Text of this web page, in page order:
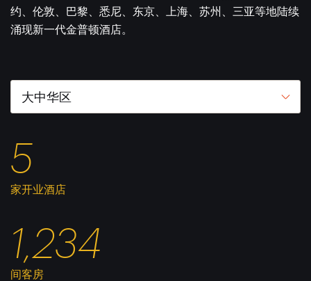
约、伦敦、巴黎、悉尼、东京、上海、苏州、三亚等地陆续
涌现新一代金普顿酒店。
大中华区
5
家开业酒店
1,234
间客房